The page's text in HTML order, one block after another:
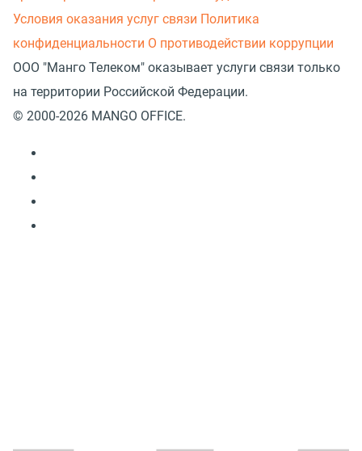
Условия оказания услуг связи Политика
конфиденциальности О противодействии коррупции
ООО "Манго Телеком" оказывает услуги связи только
на территории Российской Федерации.
© 2000-2026 MANGO OFFICE.